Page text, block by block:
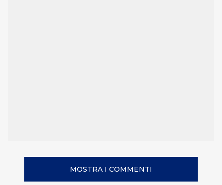
MOSTRA I COMMENTI